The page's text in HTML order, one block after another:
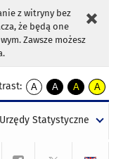
z witryny bez
że będą one
Zawsze możesz
A
kontrast
A
kontrast
tekst
czarnym
A
kontrast
tekst
czarnym
A
tekst
żółtym
Urzędy Statystyczne